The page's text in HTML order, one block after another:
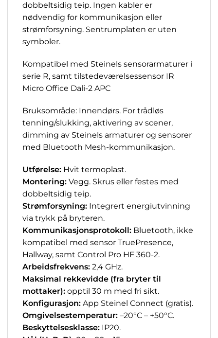
dobbeltsidig teip. Ingen kabler er
nødvendig for kommunikasjon eller
strømforsyning. Sentrumplaten er uten
symboler.
Kompatibel med Steinels sensorarmaturer i
serie R, samt tilstedeværelsessensor IR
Micro Office Dali-2 APC
Bruksområde: Innendørs. For trådløs
tenning/slukking, aktivering av scener,
dimming av Steinels armaturer og sensorer
med Bluetooth Mesh-kommunikasjon.
Utførelse: Hvit termoplast.
Montering: Vegg. Skrus eller festes med
dobbeltsidig teip.
Strømforsyning: Integrert energiutvinning
via trykk på bryteren.
Kommunikasjonsprotokoll: Bluetooth, ikke
kompatibel med sensor TruePresence,
Hallway, samt Control Pro HF 360-2.
Arbeidsfrekvens: 2,4 GHz.
Maksimal rekkevidde (fra bryter til
mottaker): opptil 30 m med fri sikt.
Konfigurasjon: App Steinel Connect (gratis).
Omgivelsestemperatur: –20°C – +50°C.
Beskyttelsesklasse: IP20.